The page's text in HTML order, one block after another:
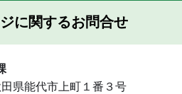
に関するお問合せ
県能代市上町１番３号